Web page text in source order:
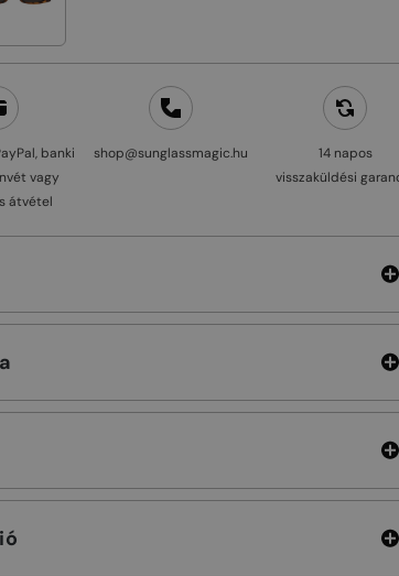
banki
vagy
átvétel
shop@sunglassmagic.hu
14 napos
visszaküldési